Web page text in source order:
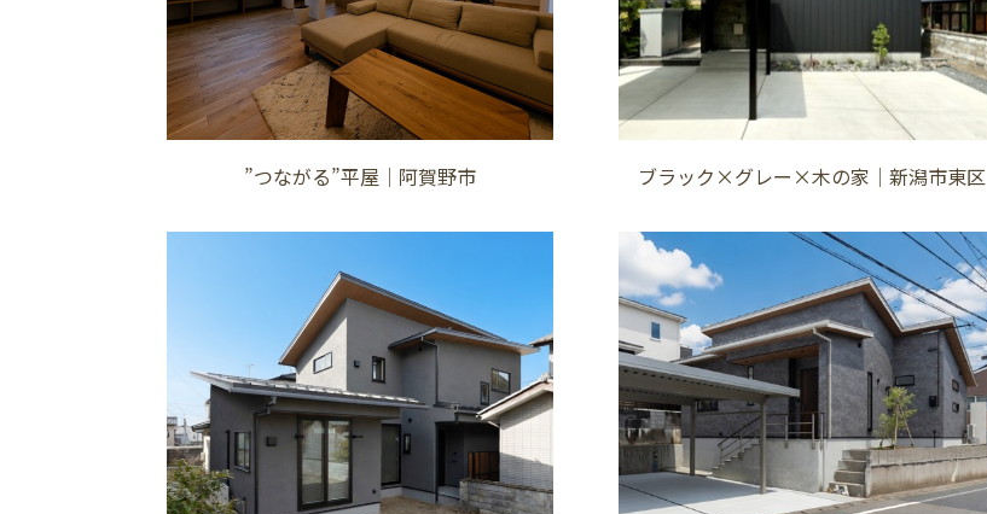
”つながる”平屋│阿賀野市 ブラック×グレー×木の家│新潟市東区